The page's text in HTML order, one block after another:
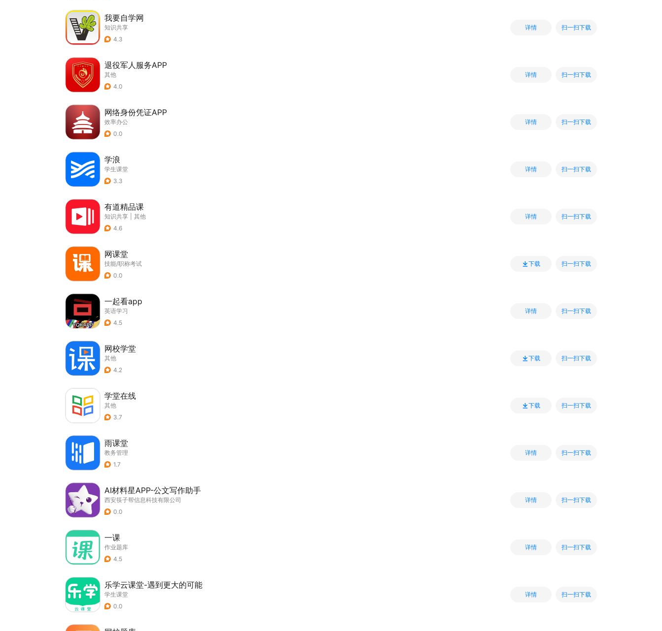
我要自学网
知识共享
4.3
详情 扫一扫下载
退役军人服务APP
其他
4.0
详情 扫一扫下载
网络身份凭证APP
效率办公
0.0
详情 扫一扫下载
学浪
学生课堂
3.3
详情 扫一扫下载
有道精品课
知识共享
其他
4.6
详情 扫一扫下载
网课堂
技能/职称考试
0.0
下载 扫一扫下载
一起看app
英语学习
4.5
详情 扫一扫下载
网校学堂
其他
4.2
下载 扫一扫下载
学堂在线
其他
3.7
下载 扫一扫下载
雨课堂
教务管理
1.7
详情 扫一扫下载
AI材料星APP-公文写作助手
西安筷子帮信息科技有限公司
0.0
详情 扫一扫下载
一课
作业题库
4.5
详情 扫一扫下载
乐学云课堂-遇到更大的可能
学生课堂
0.0
详情 扫一扫下载